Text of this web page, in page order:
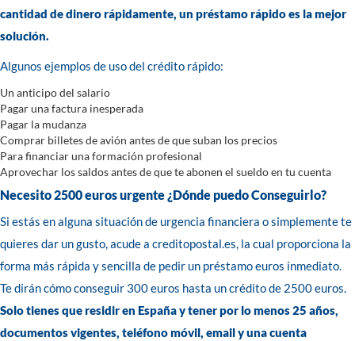
cantidad de dinero rápidamente, un préstamo rápido es la mejor
solución.
Algunos ejemplos de uso del crédito rápido:
Un anticipo del salario
Pagar una factura inesperada
Pagar la mudanza
Comprar billetes de avión antes de que suban los precios
Para financiar una formación profesional
Aprovechar los saldos antes de que te abonen el sueldo en tu cuenta
Necesito 2500 euros urgente ¿Dónde puedo Conseguirlo?
Si estás en alguna situación de urgencia financiera o simplemente te
quieres dar un gusto, acude a creditopostal.es, la cual proporciona la
forma más rápida y sencilla de pedir un préstamo euros inmediato.
Te dirán cómo conseguir 300 euros hasta un crédito de 2500 euros.
Solo tienes que residir en España y tener por lo menos 25 años,
documentos vigentes, teléfono móvil, email y una cuenta